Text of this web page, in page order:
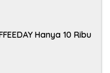
Hanya 10 Ribu